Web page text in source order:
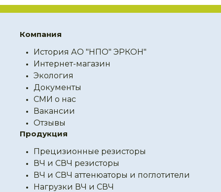
Компания
История АО "НПО" ЭРКОН"
Интернет-магазин
Экология
Документы
СМИ о нас
Вакансии
Отзывы
Продукция
Прецизионные резисторы
ВЧ и СВЧ резисторы
ВЧ и СВЧ аттенюаторы и поглотители
Нагрузки ВЧ и СВЧ